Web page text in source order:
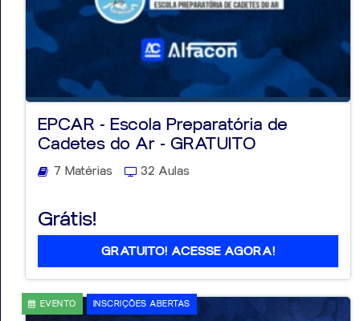
EPCAR - Escola Preparatória de
Cadetes do Ar - GRATUITO
7 Matérias 32 Aulas
Grátis!
GRATUITO! ACESSE AGORA!
EVENTO INSCRIÇÕES ABERTAS